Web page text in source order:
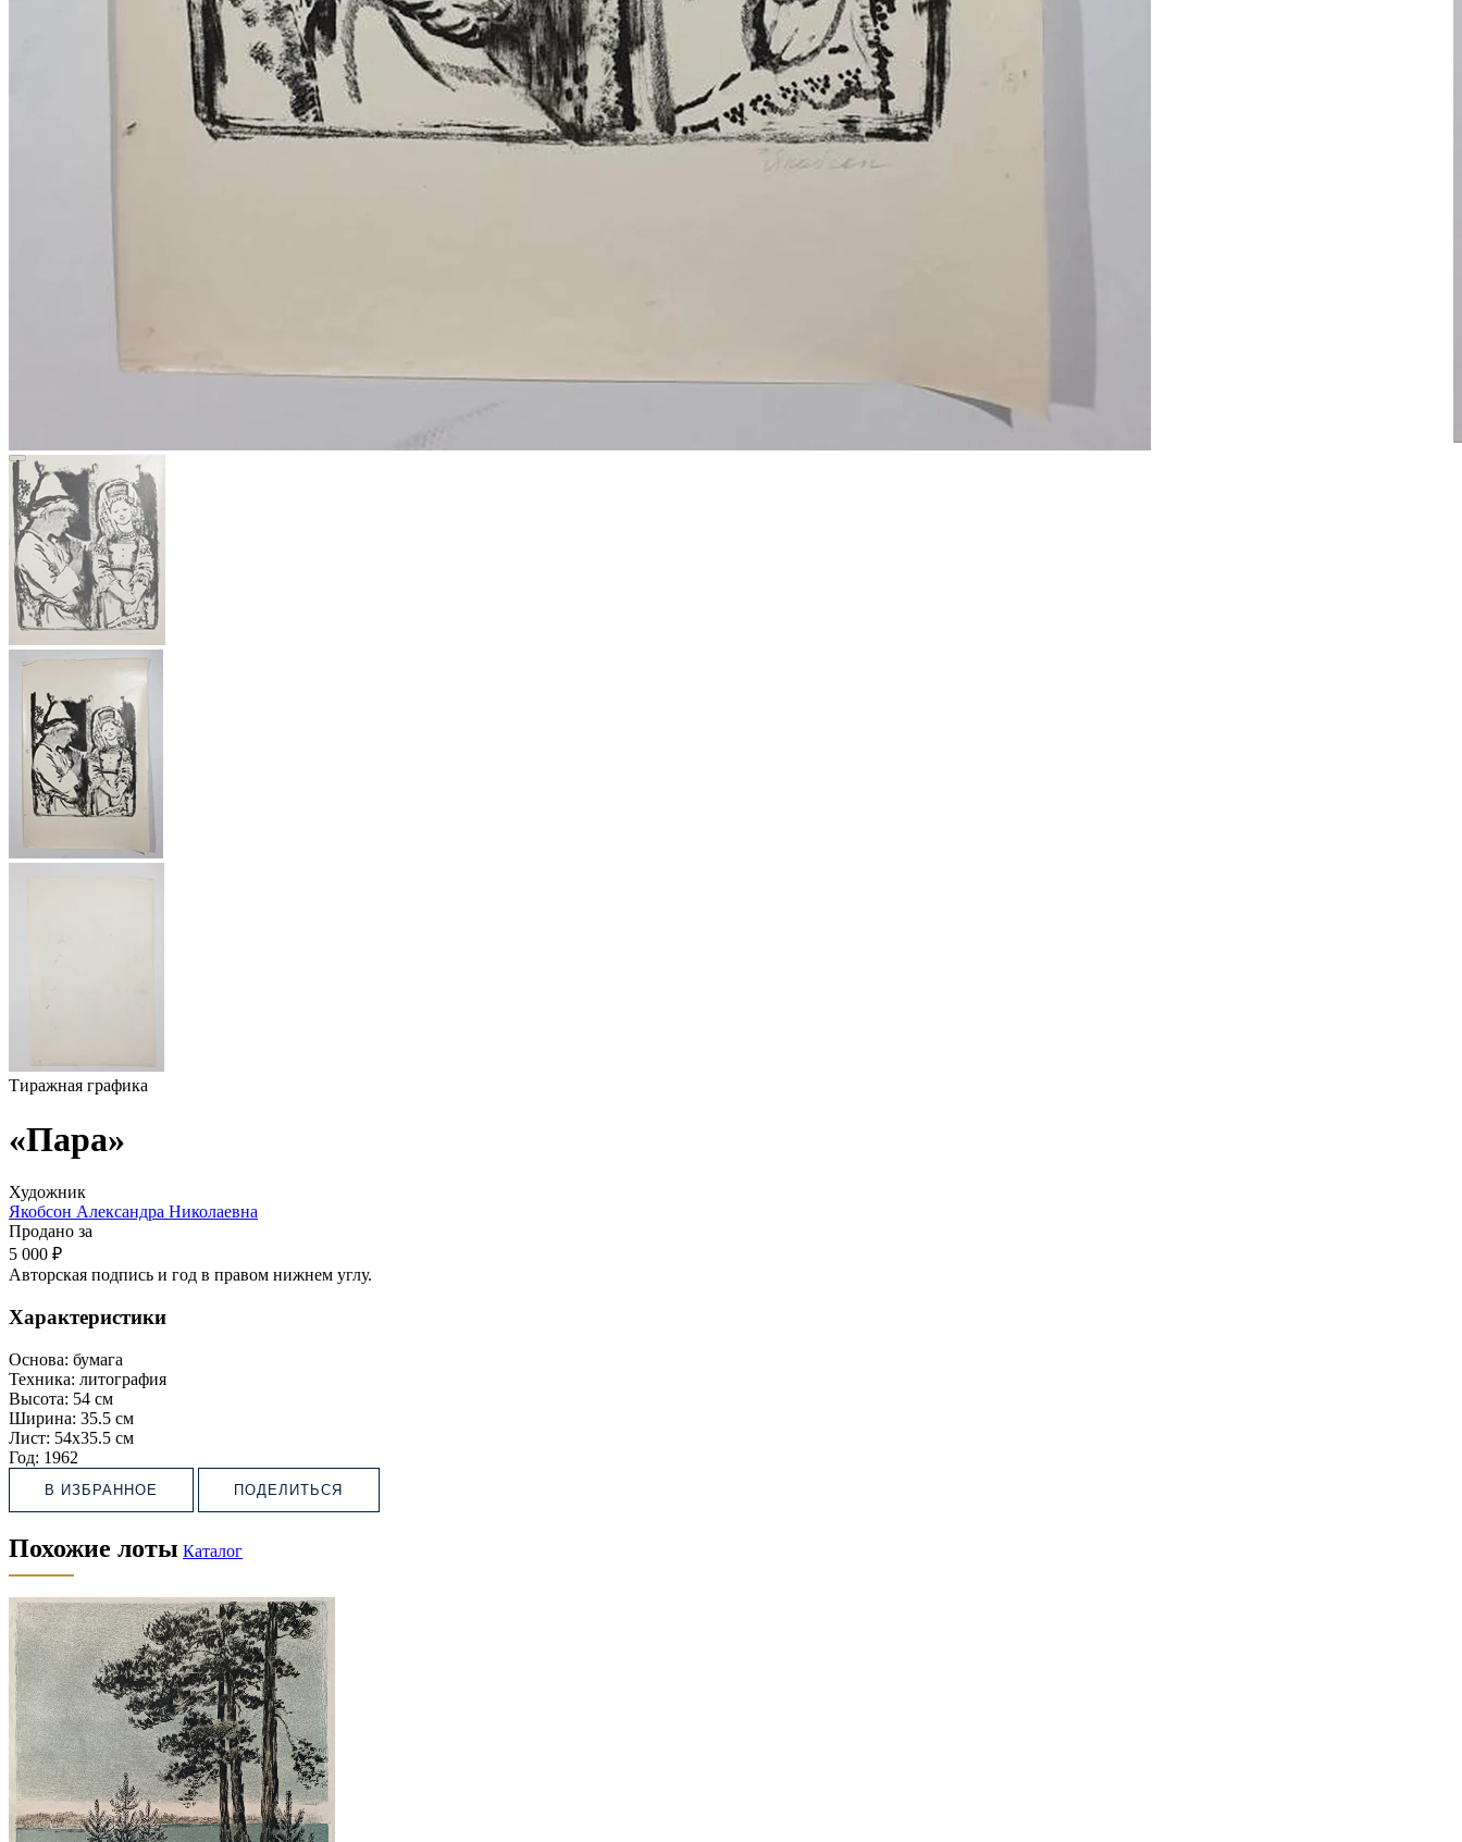
Тиражная графика
«Пара»
Художник
Якобсон Александра Николаевна
Продано за
5 000 ₽
Авторская подпись и год в правом нижнем углу.
Характеристики
Основа: бумага
Техника: литография
Высота: 54 см
Ширина: 35.5 см
Лист: 54х35.5 см
Год: 1962
В ИЗБРАННОЕ ПОДЕЛИТЬСЯ
Похожие лоты Каталог